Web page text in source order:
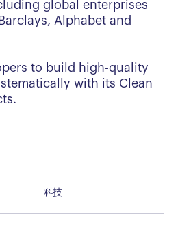
global enterprises
Alphabet and
to build high-quality
with its Clean
科技